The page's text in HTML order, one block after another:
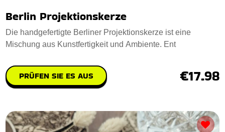
Berlin Projektionskerze
Die handgefertigte Berliner Projektionskerze ist eine
Mischung aus Kunstfertigkeit und Ambiente. Ent
PRÜFEN SIE ES AUS €17.98